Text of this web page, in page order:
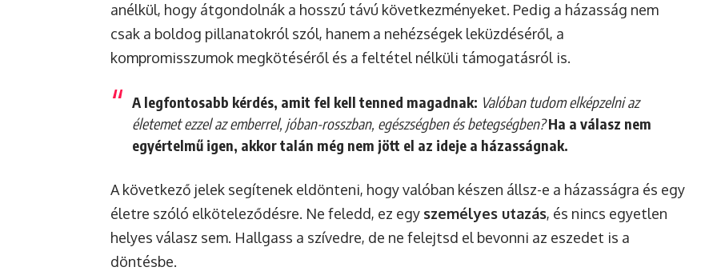
anélkül, hogy átgondolnák a hosszú távú következményeket. Pedig a házasság nem
csak a boldog pillanatokról szól, hanem a nehézségek leküzdéséről, a
kompromisszumok megkötéséről és a feltétel nélküli támogatásról is.
A legfontosabb kérdés, amit fel kell tenned magadnak: Valóban tudom elképzelni az
életemet ezzel az emberrel, jóban-rosszban, egészségben és betegségben?Ha a válasz nem
egyértelmű igen, akkor talán még nem jött el az ideje a házasságnak.
A következő jelek segítenek eldönteni, hogy valóban készen állsz-e a házasságra és egy
életre szóló elköteleződésre. Ne feledd, ez egy személyes utazás, és nincs egyetlen
helyes válasz sem. Hallgass a szívedre, de ne felejtsd el bevonni az eszedet is a
döntésbe.